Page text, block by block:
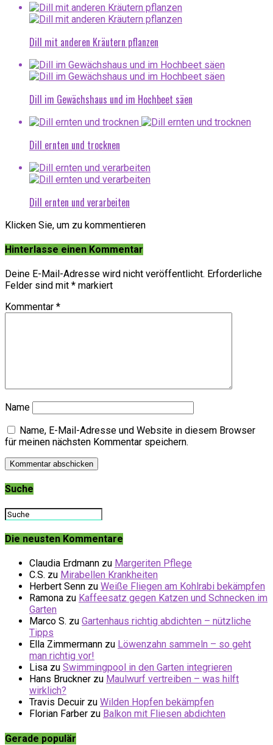
Dill mit anderen Kräutern pflanzen
Dill im Gewächshaus und im Hochbeet säen
Dill ernten und trocknen
Dill ernten und verarbeiten
Klicken Sie, um zu kommentieren
Hinterlasse einen Kommentar
Deine E-Mail-Adresse wird nicht veröffentlicht. Erforderliche
Felder sind mit * markiert
Kommentar *
Name
Name, E-Mail-Adresse und Website in diesem Browser
für meinen nächsten Kommentar speichern.
Suche
Die neusten Kommentare
Claudia Erdmann zu Margeriten Pflege
C.S. zu Mirabellen Krankheiten
Herbert Senn zu Weiße Fliegen am Kohlrabi bekämpfen
Ramona zu Kaffeesatz gegen Katzen und Schnecken im
Garten
Marco S. zu Gartenhaus richtig abdichten – nützliche
Tipps
Ella Zimmermann zu Löwenzahn sammeln – so geht
man richtig vor!
Lisa zu Swimmingpool in den Garten integrieren
Hans Bruckner zu Maulwurf vertreiben – was hilft
wirklich?
Travis Decuir zu Wilden Hopfen bekämpfen
Florian Farber zu Balkon mit Fliesen abdichten
Gerade populär